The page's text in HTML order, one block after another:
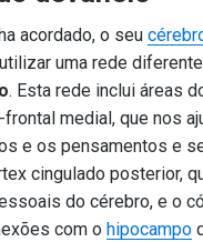
acordado, o seu
uma rede
. Esta rede inclui áreas
medial, que nos
e os pensamentos e
cingulado posterior,
do cérebro, e o
com o hipocampo